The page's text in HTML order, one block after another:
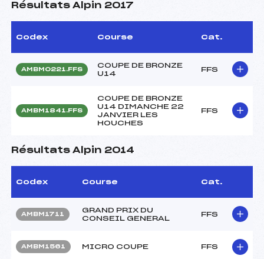
Résultats Alpin 2017
Codex Course Cat.
AMBM0221.FFS
COUPE DE BRONZE
U14
FFS
AMBM1841.FFS
COUPE DE BRONZE
U14 DIMANCHE 22
JANVIER LES
HOUCHES
FFS
Résultats Alpin 2014
Codex Course Cat.
AMBM1711
GRAND PRIX DU
CONSEIL GENERAL
FFS
AMBM1561 MICRO COUPE FFS